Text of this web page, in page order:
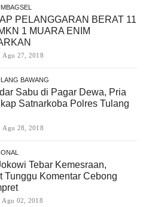
PELANGGARAN BERAT 11
1 MUARA ENIM
Agu 27, 2018
BAWANG
Sabu di Pagar Dewa, Pria
Satnarkoba Polres Tulang
Agu 28, 2018
Tebar Kemesraan,
Tunggu Komentar Cebong
Agu 02, 2018